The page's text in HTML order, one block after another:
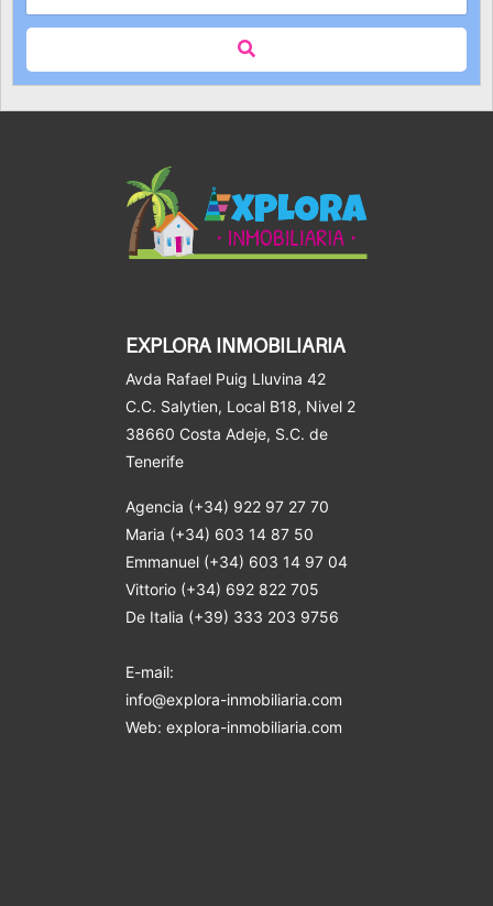
EXPLORA INMOBILIARIA
Avda Rafael Puig Lluvina 42
C.C. Salytien, Local B18, Nivel 2
38660 Costa Adeje, S.C. de
Tenerife
Agencia (+34) 922 97 27 70
Maria (+34) 603 14 87 50
Emmanuel (+34) 603 14 97 04
Vittorio (+34) 692 822 705
De Italia (+39) 333 203 9756
E-mail:
info@explora-inmobiliaria.com
Web: explora-inmobiliaria.com